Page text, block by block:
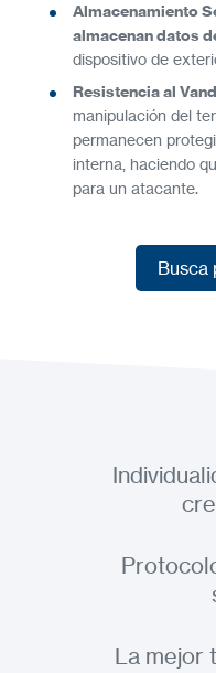
Almacenamiento
almacenan datos
dispositivo de
Resistencia al
manipulación del
permanecen
interna, haciendo
para un atacante.
Busca
La mejor